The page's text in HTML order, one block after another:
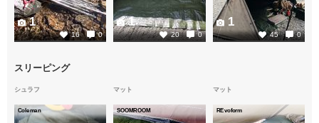
16 0
1
20 0
1
45 0
1
スリーピング
シュラフ
Coleman
マット
SOOMROOM
マット
REvoform